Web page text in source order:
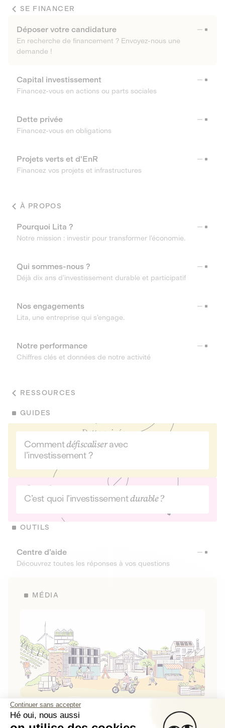
SE FINANCER
Déposer votre candidature
En recherche de financement ? Envoyez-nous une
demande !
Capital investissement
Financez-vous en actions ou parts sociales
Dette privée
Financez-vous en obligations
Projets verts et d'EnR
Financez vos projets et infrastructures
À PROPOS
Pourquoi Lita ?
Notre mission : investir pour transformer l’économie.
Qui sommes-nous ?
Déjà dix ans d’investissement durable et participatif
Nos engagements
Lita, une entreprise qui s’engage.
Notre performance
Chiffres clés et données de notre activité
RESSOURCES
GUIDES
Commentdéfiscaliser avec
l’investissement ?
C’est quoi l’investissementdurable ?
OUTILS
Centre d’aide
Découvrez toutes les réponses à vos questions
MÉDIA
La Fabrique de Lita
Continuer sans accepter
Hé oui, nous aussi